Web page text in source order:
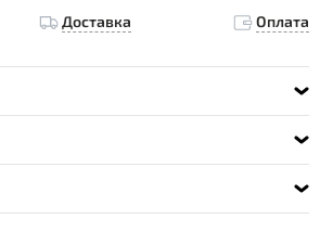
Доставка Оплата